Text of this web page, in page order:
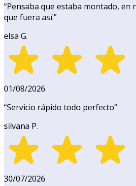
“Pensaba que estaba montado, en
que fuera así.”
elsa G.
01/08/2026
“Servicio rápido todo perfecto”
silvana P.
30/07/2026